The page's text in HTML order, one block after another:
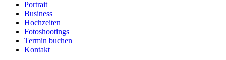
Portrait
Business
Hochzeiten
Fotoshootings
Termin buchen
Kontakt